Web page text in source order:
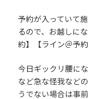
予約が入っていて
るので、お越しに
約】【ライン＠予
今日ギックリ腰に
など急な怪我など
うでない場合は事